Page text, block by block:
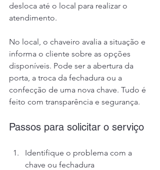
desloca até o local para realizar o
atendimento.
No local, o chaveiro avalia a situação e
informa o cliente sobre as opções
disponíveis. Pode ser a abertura da
porta, a troca da fechadura ou a
confecção de uma nova chave. Tudo é
feito com transparência e segurança.
Passos para solicitar o serviço
Identifique o problema com a
chave ou fechadura